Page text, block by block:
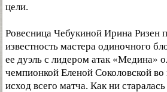
цели.
Ровесница Чебукиной Ирина Ризен
известность мастера одиночного
ее дуэль с лидером атак «Медина»
чемпионкой Еленой Соколовской
исход всего матча. Как ни